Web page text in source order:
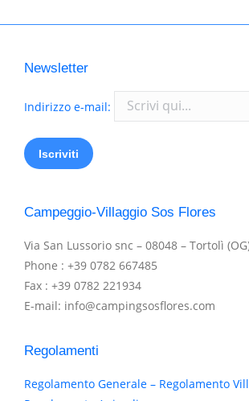
Newsletter
Indirizzo e-mail:
Campeggio-Villaggio Sos Flores
Via San Lussorio snc – 08048 – Tortolì
Phone : +39 0782 667485
Fax : +39 0782 221934
E-mail: info@campingsosflores.com
Regolamenti
Regolamento Generale – Regolamento